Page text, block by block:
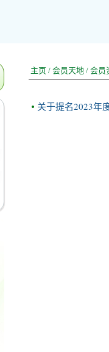
主页 / 会员天地 / 会员
关于提名2023年